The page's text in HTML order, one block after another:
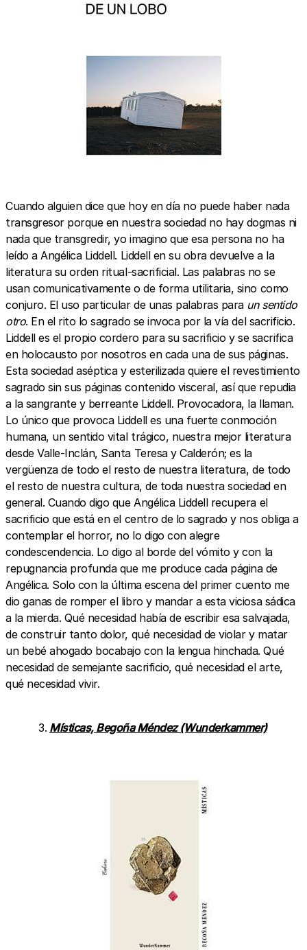
Cuando alguien dice que hoy en día no puede haber nada
transgresor porque en nuestra sociedad no hay dogmas ni
nada que transgredir, yo imagino que esa persona no ha
leído a Angélica Liddell. Liddell en su obra devuelve a la
literatura su orden ritual-sacrificial. Las palabras no se
usan comunicativamente o de forma utilitaria, sino como
conjuro. El uso particular de unas palabras para un sentido
otro. En el rito lo sagrado se invoca por la vía del sacrificio.
Liddell es el propio cordero para su sacrificio y se sacrifica
en holocausto por nosotros en cada una de sus páginas.
Esta sociedad aséptica y esterilizada quiere el revestimiento
sagrado sin sus páginas contenido visceral, así que repudia
a la sangrante y berreante Liddell. Provocadora, la llaman.
Lo único que provoca Liddell es una fuerte conmoción
humana, un sentido vital trágico, nuestra mejor literatura
desde Valle-Inclán, Santa Teresa y Calderón; es la
vergüenza de todo el resto de nuestra literatura, de todo
el resto de nuestra cultura, de toda nuestra sociedad en
general. Cuando digo que Angélica Liddell recupera el
sacrificio que está en el centro de lo sagrado y nos obliga a
contemplar el horror, no lo digo con alegre
condescendencia. Lo digo al borde del vómito y con la
repugnancia profunda que me produce cada página de
Angélica. Solo con la última escena del primer cuento me
dio ganas de romper el libro y mandar a esta viciosa sádica
a la mierda. Qué necesidad había de escribir esa salvajada,
de construir tanto dolor, qué necesidad de violar y matar
un bebé ahogado bocabajo con la lengua hinchada. Qué
necesidad de semejante sacrificio, qué necesidad el arte,
qué necesidad vivir.
Místicas, Begoña Méndez (Wunderkammer)